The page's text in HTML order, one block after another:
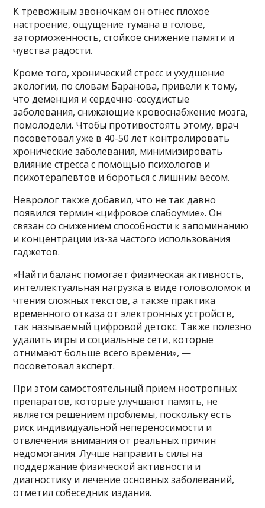
К тревожным звоночкам он отнес плохое
настроение, ощущение тумана в голове,
заторможенность, стойкое снижение памяти и
чувства радости.
Кроме того, хронический стресс и ухудшение
экологии, по словам Баранова, привели к тому,
что деменция и сердечно-сосудистые
заболевания, снижающие кровоснабжение мозга,
помолодели. Чтобы противостоять этому, врач
посоветовал уже в 40-50 лет контролировать
хронические заболевания, минимизировать
влияние стресса с помощью психологов и
психотерапевтов и бороться с лишним весом.
Невролог также добавил, что не так давно
появился термин «цифровое слабоумие». Он
связан со снижением способности к запоминанию
и концентрации из-за частого использования
гаджетов.
«Найти баланс помогает физическая активность,
интеллектуальная нагрузка в виде головоломок и
чтения сложных текстов, а также практика
временного отказа от электронных устройств,
так называемый цифровой детокс. Также полезно
удалить игры и социальные сети, которые
отнимают больше всего времени», —
посоветовал эксперт.
При этом самостоятельный прием ноотропных
препаратов, которые улучшают память, не
является решением проблемы, поскольку есть
риск индивидуальной непереносимости и
отвлечения внимания от реальных причин
недомогания. Лучше направить силы на
поддержание физической активности и
диагностику и лечение основных заболеваний,
отметил собеседник издания.